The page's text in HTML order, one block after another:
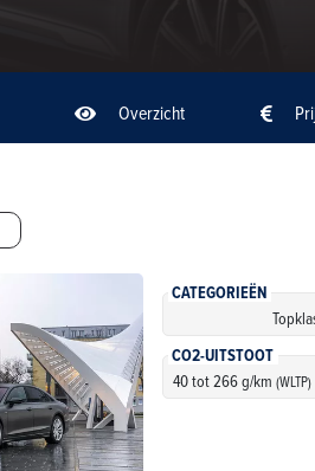
Overzicht
CATEGORIEËN
CO2-UITSTOOT
40 tot 266 g/km(WLTP)